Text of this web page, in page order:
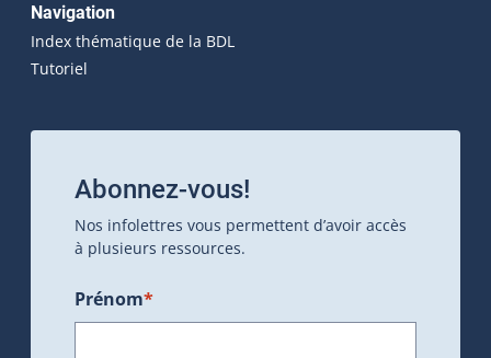
Navigation
Index thématique de la BDL
Tutoriel
Abonnez-vous!
Nos infolettres vous permettent d’avoir accès
à plusieurs ressources.
Prénom*